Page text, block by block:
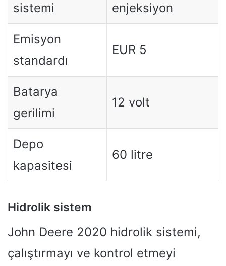
sistemi
enjeksiyon
Emisyon
standardı
EUR 5
Batarya
gerilimi
12 volt
Depo
kapasitesi
60 litre
Hidrolik sistem
John Deere 2020 hidrolik sistemi,
çalıştırmayı ve kontrol etmeyi